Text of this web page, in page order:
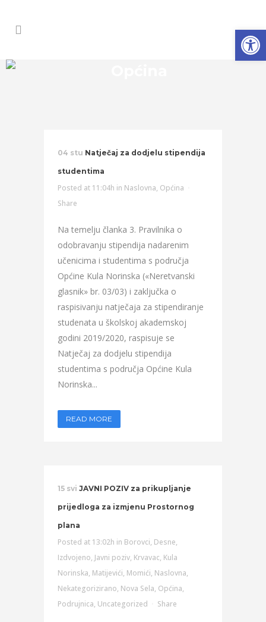
04 stu Natječaj za dodjelu stipendija
studentima
Posted at 11:04h in Naslovna, Općina
Share
Na temelju članka 3. Pravilnika o
odobravanju stipendija nadarenim
učenicima i studentima s područja
Općine Kula Norinska («Neretvanski
glasnik» br. 03/03) i zaključka o
raspisivanju natječaja za stipendiranje
studenata u školskoj akademskoj
godini 2019/2020, raspisuje se
Natječaj za dodjelu stipendija
studentima s područja Općine Kula
Norinska...
READ MORE
15 svi JAVNI POZIV za prikupljanje
prijedloga za izmjenu Prostornog
plana
Posted at 13:02h in Borovci, Desne,
Izdvojeno, Javni poziv, Krvavac, Kula
Norinska, Matijevići, Momići, Naslovna,
Nekategorizirano, Nova Sela, Općina,
Podrujnica, Uncategorized Share